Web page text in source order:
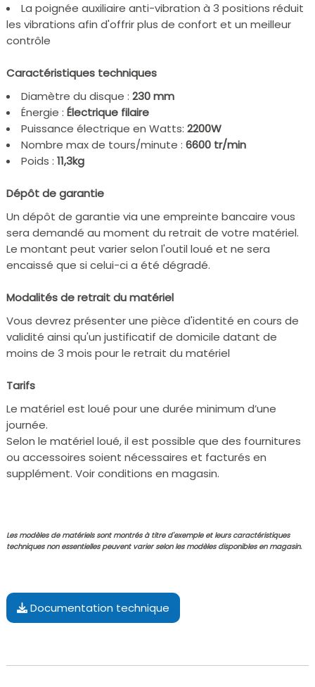
La poignée auxiliaire anti-vibration à 3 positions réduit
les vibrations afin d'offrir plus de confort et un meilleur
contrôle
Caractéristiques techniques
Diamètre du disque : 230 mm
Énergie : Électrique filaire
Puissance électrique en Watts: 2200W
Nombre max de tours/minute : 6600 tr/min
Poids : 11,3kg
Dépôt de garantie
Un dépôt de garantie via une empreinte bancaire vous
sera demandé au moment du retrait de votre matériel.
Le montant peut varier selon l'outil loué et ne sera
encaissé que si celui-ci a été dégradé.
Modalités de retrait du matériel
Vous devrez présenter une pièce d'identité en cours de
validité ainsi qu'un justificatif de domicile datant de
moins de 3 mois pour le retrait du matériel
Tarifs
Le matériel est loué pour une durée minimum d’une
journée.
Selon le matériel loué, il est possible que des fournitures
ou accessoires soient nécessaires et facturés en
supplément. Voir conditions en magasin.
Les modèles de matériels sont montrés à titre d'exemple et leurs caractéristiques
techniques non essentielles peuvent varier selon les modèles disponibles en magasin.
Documentation technique